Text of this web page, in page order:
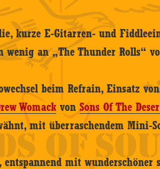
kurze E-Gitarren- und
wenig an „The Thunder Rolls“
beim Refrain, Einsatz
Womack vonSons Of The
mit überraschendem Mini-
mit wunderschöner